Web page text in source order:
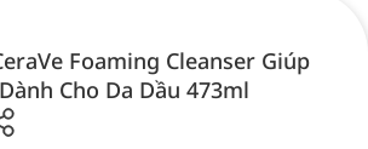
Foaming Cleanser Giúp
Cho Da Dầu 473ml